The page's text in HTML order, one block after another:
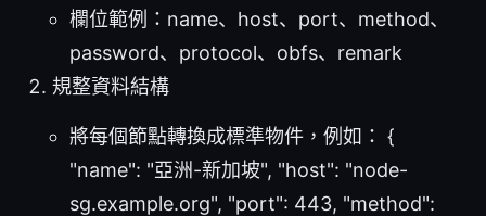
欄位範例：name、host、port、method、
password、protocol、obfs、remark
規整資料結構
將每個節點轉換成標準物件，例如： {
"name": "亞洲-新加坡", "host": "node-
sg.example.org", "port": 443, "method":